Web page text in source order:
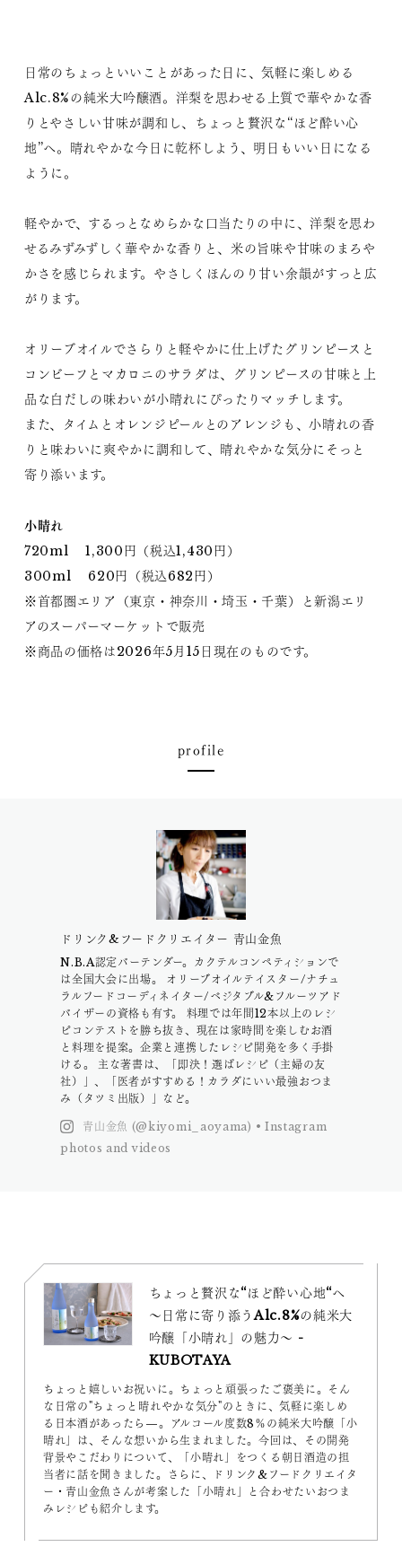
日常のちょっといいことがあった日に、気軽に楽しめる
Alc.8%の純米大吟醸酒。洋梨を思わせる上質で華やかな香
りとやさしい甘味が調和し、ちょっと贅沢な“ほど酔い心
地”へ。晴れやかな今日に乾杯しよう、明日もいい日になる
ように。
軽やかで、するっとなめらかな口当たりの中に、洋梨を思わ
せるみずみずしく華やかな香りと、米の旨味や甘味のまろや
かさを感じられます。やさしくほんのり甘い余韻がすっと広
がります。
オリーブオイルでさらりと軽やかに仕上げたグリンピースと
コンビーフとマカロニのサラダは、グリンピースの甘味と上
品な白だしの味わいが小晴れにぴったりマッチします。
また、タイムとオレンジピールとのアレンジも、小晴れの香
りと味わいに爽やかに調和して、晴れやかな気分にそっと
寄り添います。
小晴れ
720ml 1,300円（税込1,430円）
300ml 620円（税込682円）
※首都圏エリア（東京・神奈川・埼玉・千葉）と新潟エリ
アのスーパーマーケットで販売
※商品の価格は2026年5月15日現在のものです。
profile
ドリンク&フードクリエイター 青山金魚
N.B.A認定バーテンダー。カクテルコンペティションで
は全国大会に出場。 オリーブオイルテイスター/ナチュ
ラルフードコーディネイター/ベジタブル&フルーツアド
バイザーの資格も有す。 料理では年間12本以上のレシ
ピコンテストを勝ち抜き、現在は家時間を楽しむお酒
と料理を提案。企業と連携したレシピ開発を多く手掛
ける。 主な著書は、「即決！選ばレシピ（主婦の友
社）」、「医者がすすめる！カラダにいい最強おつま
み（タツミ出版）」など。
青山金魚 (@kiyomi_aoyama) • Instagram
photos and videos
ちょっと贅沢な“ほど酔い心地“へ
～日常に寄り添うAlc.8%の純米大
吟醸「小晴れ」の魅力～ -
KUBOTAYA
ちょっと嬉しいお祝いに。ちょっと頑張ったご褒美に。そん
な日常の"ちょっと晴れやかな気分"のときに、気軽に楽しめ
る日本酒があったら—。アルコール度数8％の純米大吟醸「小
晴れ」は、そんな想いから生まれました。今回は、その開発
背景やこだわりについて、「小晴れ」をつくる朝日酒造の担
当者に話を聞きました。さらに、ドリンク&フードクリエイタ
ー・青山金魚さんが考案した「小晴れ」と合わせたいおつま
みレシピも紹介します。